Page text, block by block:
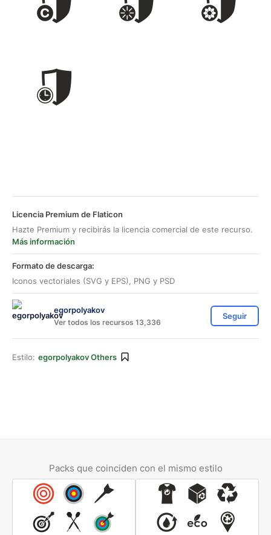
Licencia Premium de Flaticon
Hazte Premium y recibirás la licencia comercial de este recurso.
Más información
Formato de descarga:
Iconos vectoriales (SVG y EPS), PNG y PSD
egorpolyakov
Ver todos los recursos 13,336
Seguir
Estilo: egorpolyakov Others
Packs que coinciden con el mismo estilo